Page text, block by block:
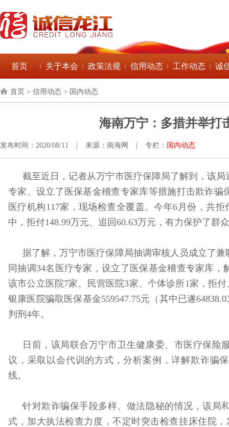
首页 | 关于本会 | 政策法规 | 信用动态 | 工作动态 | 诚
首页 > 信用动态 > 国内动态
海南万宁：多措并举打
发布时间：2020/08/11 来源：南海网 专栏： 国内动态
截至近日，记者从万宁市医疗保障局了解到，该
专家、设立了医保基金稽查专家库等措施打击欺诈骗
医疗机构117家，现场检查全覆盖。今年6月份，共
中，拒付148.99万元、追回60.63万元，有力保护了群
据了解，万宁市医疗保障局抽调审核人员成立了
同抽调34名医疗专家，设立了医保基金稽查专家库
该市公立医院7家、民营医院3家、个体诊所1家，拒
银康医院骗取医保基金559547.75元（其中已遂
判刑4年。
日前，该局联合万宁市卫生健康委、市医疗保险
议，采取以会代训的方式，分析案例，详解欺诈骗
线。
针对欺诈骗保手段多样、做法隐秘的情况，该局
式，加大执法检查力度，不定时突击检查挂床住院